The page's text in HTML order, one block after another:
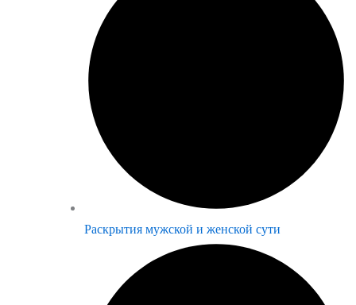
Раскрытия мужской и женской сути